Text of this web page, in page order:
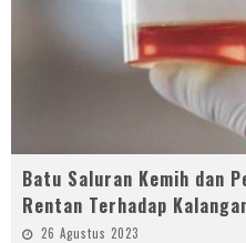
Batu Saluran Kemih dan
Rentan Terhadap
26 Agustus 2023